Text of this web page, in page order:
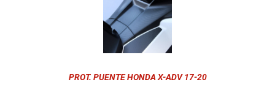
PROT. PUENTE HONDA X-ADV 17-20